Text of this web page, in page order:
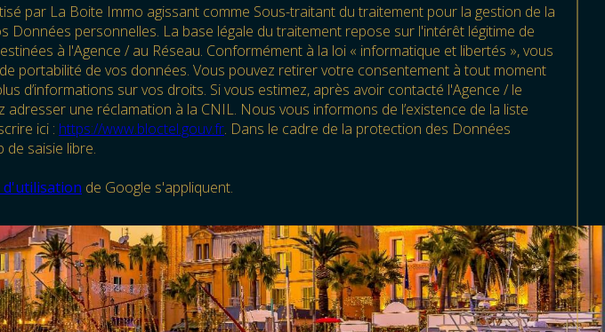
par La Boite Immo agissant comme Sous-traitant du traitement pour la gestion de la
personnelles. La base légale du traitement repose sur l'intérêt légitime de
à l'Agence / au Réseau. Conformément à la loi « informatique et libertés », vous
portabilité de vos données. Vous pouvez retirer votre consentement à tout moment
d’informations sur vos droits. Si vous estimez, après avoir contacté l'Agence / le
une réclamation à la CNIL. Nous vous informons de l’existence de la liste
ici : https://www.bloctel.gouv.fr. Dans le cadre de la protection des Données
saisie libre.
d'utilisation de Google s'appliquent.